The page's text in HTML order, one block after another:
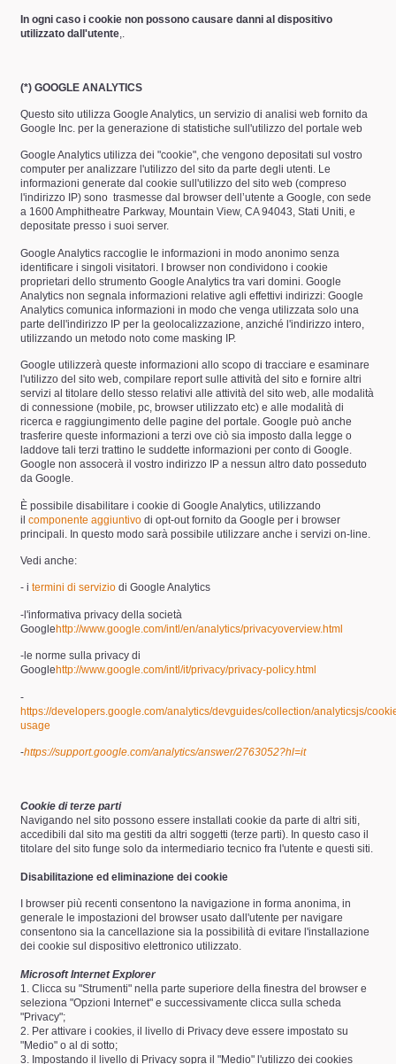
In ogni caso i cookie non possono causare danni al dispositivo
utilizzato dall'utente,.
(*) GOOGLE ANALYTICS
Questo sito utilizza Google Analytics, un servizio di analisi web fornito da
Google Inc. per la generazione di statistiche sull'utilizzo del portale web
Google Analytics utilizza dei "cookie", che vengono depositati sul vostro
computer per analizzare l'utilizzo del sito da parte degli utenti. Le
informazioni generate dal cookie sull'utilizzo del sito web (compreso
l'indirizzo IP) sono trasmesse dal browser dell’utente a Google, con sede
a 1600 Amphitheatre Parkway, Mountain View, CA 94043, Stati Uniti, e
depositate presso i suoi server.
Google Analytics raccoglie le informazioni in modo anonimo senza
identificare i singoli visitatori. I browser non condividono i cookie
proprietari dello strumento Google Analytics tra vari domini. Google
Analytics non segnala informazioni relative agli effettivi indirizzi: Google
Analytics comunica informazioni in modo che venga utilizzata solo una
parte dell'indirizzo IP per la geolocalizzazione, anziché l'indirizzo intero,
utilizzando un metodo noto come masking IP.
Google utilizzerà queste informazioni allo scopo di tracciare e esaminare
l'utilizzo del sito web, compilare report sulle attività del sito e fornire altri
servizi al titolare dello stesso relativi alle attività del sito web, alle modalità
di connessione (mobile, pc, browser utilizzato etc) e alle modalità di
ricerca e raggiungimento delle pagine del portale. Google può anche
trasferire queste informazioni a terzi ove ciò sia imposto dalla legge o
laddove tali terzi trattino le suddette informazioni per conto di Google.
Google non assocerà il vostro indirizzo IP a nessun altro dato posseduto
da Google.
È possibile disabilitare i cookie di Google Analytics, utilizzando
il componente aggiuntivo di opt-out fornito da Google per i browser
principali. In questo modo sarà possibile utilizzare anche i servizi on-line.
Vedi anche:
- i termini di servizio di Google Analytics
-l'informativa privacy della società
Googlehttp://www.google.com/intl/en/analytics/privacyoverview.html
-le norme sulla privacy di
Googlehttp://www.google.com/intl/it/privacy/privacy-policy.html
-
https://developers.google.com/analytics/devguides/collection/analyticsjs/
usage
-https://support.google.com/analytics/answer/2763052?hl=it
Cookie di terze parti
Navigando nel sito possono essere installati cookie da parte di altri siti,
accedibili dal sito ma gestiti da altri soggetti (terze parti). In questo caso il
titolare del sito funge solo da intermediario tecnico fra l'utente e questi siti.
Disabilitazione ed eliminazione dei cookie
I browser più recenti consentono la navigazione in forma anonima, in
generale le impostazioni del browser usato dall'utente per navigare
consentono sia la cancellazione sia la possibilità di evitare l'installazione
dei cookie sul dispositivo elettronico utilizzato.
Microsoft Internet Explorer
1. Clicca su "Strumenti" nella parte superiore della finestra del browser e
seleziona "Opzioni Internet" e successivamente clicca sulla scheda
"Privacy";
2. Per attivare i cookies, il livello di Privacy deve essere impostato su
"Medio" o al di sotto;
3. Impostando il livello di Privacy sopra il "Medio" l'utilizzo dei cookies